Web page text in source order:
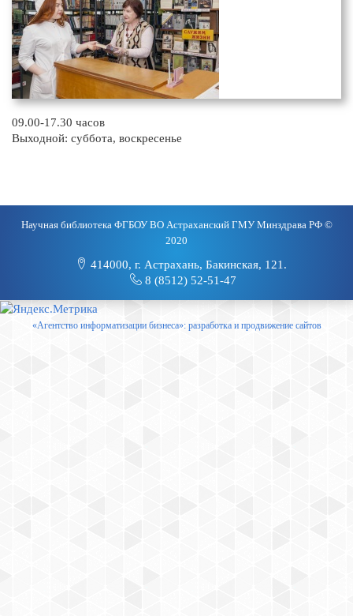
09.00-17.30 часов
Выходной: суббота, воскресенье
Научная библиотека ФГБОУ ВО Астраханский ГМУ Минздрава РФ ©
2020
414000, г. Астрахань, Бакинская, 121.
8 (8512) 52-51-47
«Агентство информатизации бизнеса»: разработка и продвижение сайтов